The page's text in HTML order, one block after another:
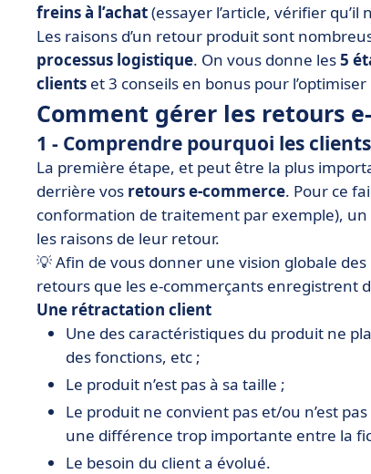
freins à l’achat(essayer l’article, vérifier
Les raisons d’un retour produit sont
processus logistique. On vous donne les5
clients et 3 conseils en bonus pour l’optimiser
Comment gérer les retours
1 - Comprendre pourquoi les
La première étape, et peut être la plus
derrière vos retours e-commerce. Pour ce
conformation de traitement par exemple), un
les raisons de leur retour.
💡 Afin de vous donner une vision globale
retours que les e-commerçants enregistrent
Une rétractation client
Une des caractéristiques du produit ne
des fonctions, etc ;
Le produit n’est pas à sa taille ;
Le produit ne convient pas et/ou n’est
une différence trop importante entre la
Le besoin du client a évolué.